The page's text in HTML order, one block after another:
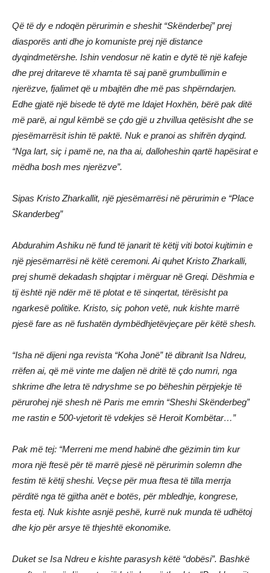
Që të dy e ndoqën përurimin e sheshit “Skënderbej” prej
diasporës anti dhe jo komuniste prej një distance
dyqindmetërshe. Ishin vendosur në katin e dytë të një kafeje
dhe prej dritareve të xhamta të saj panë grumbullimin e
njerëzve, fjalimet që u mbajtën dhe më pas shpërndarjen.
Edhe gjatë një bisede të dytë me Idajet Hoxhën, bërë pak ditë
më parë, ai ngul këmbë se çdo gjë u zhvillua qetësisht dhe se
pjesëmarrësit ishin të paktë. Nuk e pranoi as shifrën dyqind.
“Nga lart, siç i pamë ne, na tha ai, dalloheshin qartë hapësirat e
mëdha bosh mes njerëzve”.
Sipas Kristo Zharkallit, një pjesëmarrësi në përurimin e “Place
Skanderbeg”
Abdurahim Ashiku në fund të janarit të këtij viti botoi kujtimin e
një pjesëmarrësi në këtë ceremoni. Ai quhet Kristo Zharkalli,
prej shumë dekadash shqiptar i mërguar në Greqi. Dëshmia e
tij është një ndër më të plotat e të sinqertat, tërësisht pa
ngarkesë politike. Kristo, siç pohon vetë, nuk kishte marrë
pjesë fare as në fushatën dymbëdhjetëvjeçare për këtë shesh.
“Isha në dijeni nga revista “Koha Jonë” të dibranit Isa Ndreu,
rrëfen ai, që më vinte me daljen në dritë të çdo numri, nga
shkrime dhe letra të ndryshme se po bëheshin përpjekje të
përurohej një shesh në Paris me emrin “Sheshi Skënderbeg”
me rastin e 500-vjetorit të vdekjes së Heroit Kombëtar…”
Pak më tej: “Merreni me mend habinë dhe gëzimin tim kur
mora një ftesë për të marrë pjesë në përurimin solemn dhe
festim të këtij sheshi. Veçse për mua ftesa të tilla merrja
përditë nga të gjitha anët e botës, për mbledhje, kongrese,
festa etj. Nuk kishte asnjë peshë, kurrë nuk munda të udhëtoj
dhe kjo për arsye të thjeshtë ekonomike.
Duket se Isa Ndreu e kishte parasysh këtë “dobësi”. Bashkë